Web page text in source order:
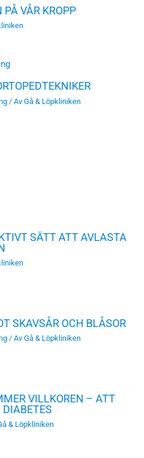
VÅR KROPP
/ Av Gå & Löpkliniken
SÄTT ATT AVLASTA
SKAVSÅR OCH BLÅSOR
/ Av Gå & Löpkliniken
VILLKOREN – ATT
& Löpkliniken